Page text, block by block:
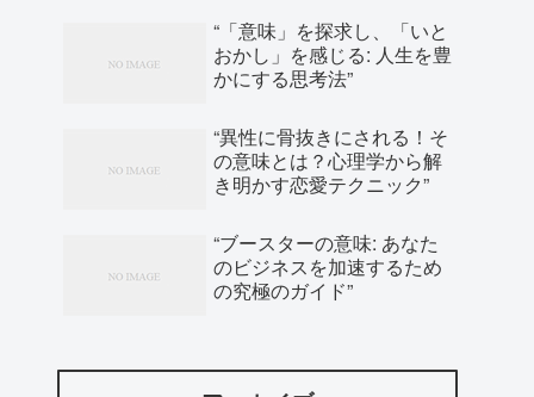
“「意味」を探求し、「いと
おかし」を感じる: 人生を豊
かにする思考法”
“異性に骨抜きにされる！そ
の意味とは？心理学から解
き明かす恋愛テクニック”
“ブースターの意味: あなた
のビジネスを加速するため
の究極のガイド”